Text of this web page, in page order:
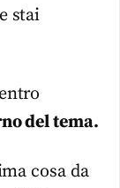
stai
del tema.
cosa da